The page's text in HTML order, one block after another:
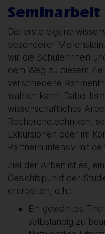
Seminarbeit
Die erste eigene
besonderer
wir die Schülerinnen
dem Weg zu diesem
verschiedene
wählen kann. Dabei
wissenschaftliches
Recherchetechniken,
Exkursionen oder im
Partnern intensiv mit
Ziel der Arbeit ist es,
Gesichtspunkt der
erarbeiten, d.h.:
Ein gewähltes
selbständig zu